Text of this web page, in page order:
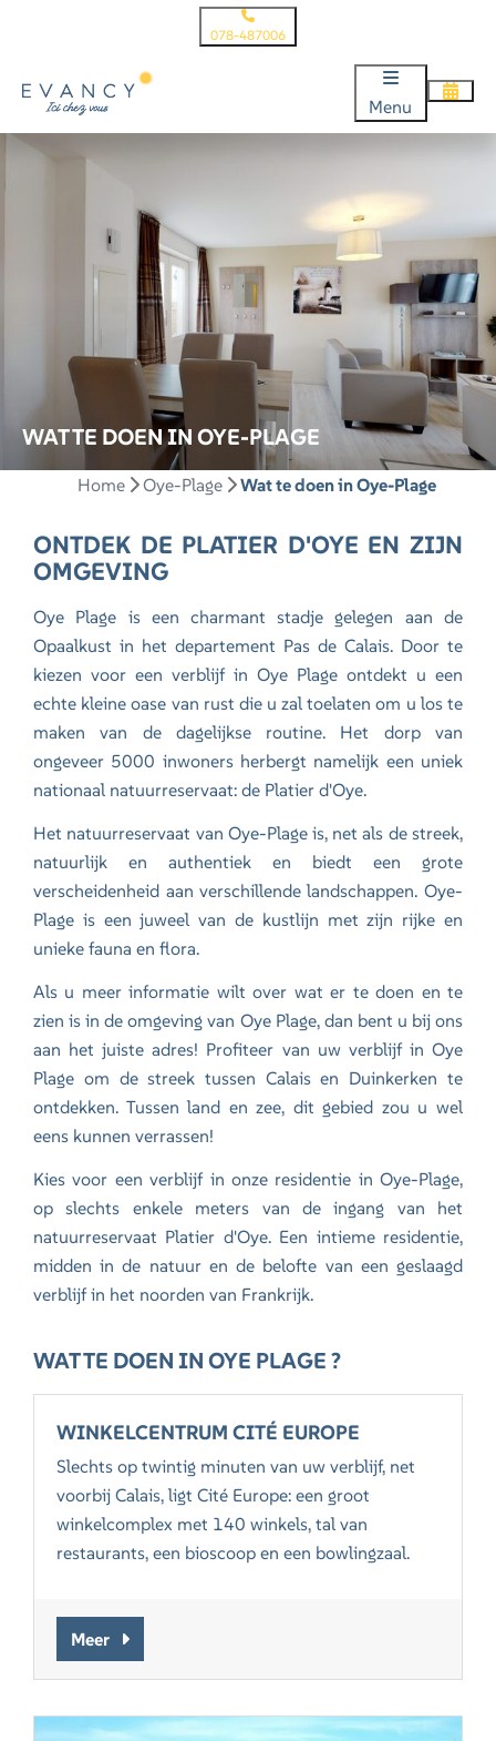
078-487006
Menu
WAT TE DOEN IN OYE-PLAGE
Home Oye-Plage Wat te doen in Oye-Plage
ONTDEK DE PLATIER D'OYE EN ZIJN
OMGEVING
Oye Plage is een charmant stadje gelegen aan de
Opaalkust in het departement Pas de Calais. Door te
kiezen voor een verblijf in Oye Plage ontdekt u een
echte kleine oase van rust die u zal toelaten om u los te
maken van de dagelijkse routine. Het dorp van
ongeveer 5000 inwoners herbergt namelijk een uniek
nationaal natuurreservaat: de Platier d'Oye.
Het natuurreservaat van Oye-Plage is, net als de streek,
natuurlijk en authentiek en biedt een grote
verscheidenheid aan verschillende landschappen. Oye-
Plage is een juweel van de kustlijn met zijn rijke en
unieke fauna en flora.
Als u meer informatie wilt over wat er te doen en te
zien is in de omgeving van Oye Plage, dan bent u bij ons
aan het juiste adres! Profiteer van uw verblijf in Oye
Plage om de streek tussen Calais en Duinkerken te
ontdekken. Tussen land en zee, dit gebied zou u wel
eens kunnen verrassen!
Kies voor een verblijf in onze residentie in Oye-Plage,
op slechts enkele meters van de ingang van het
natuurreservaat Platier d'Oye. Een intieme residentie,
midden in de natuur en de belofte van een geslaagd
verblijf in het noorden van Frankrijk.
WAT TE DOEN IN OYE PLAGE ?
WINKELCENTRUM CITÉ EUROPE
Slechts op twintig minuten van uw verblijf, net
voorbij Calais, ligt Cité Europe: een groot
winkelcomplex met 140 winkels, tal van
restaurants, een bioscoop en een bowlingzaal.
Meer